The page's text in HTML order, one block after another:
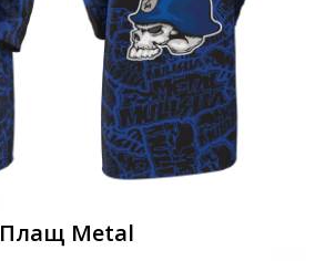
Плащ Metal